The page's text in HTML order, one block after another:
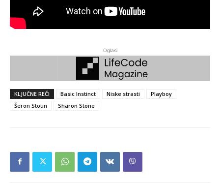
Oglasi
KLJUČNE REČI Basic Instinct Niske strasti
Playboy
Šeron Stoun
Sharon Stone